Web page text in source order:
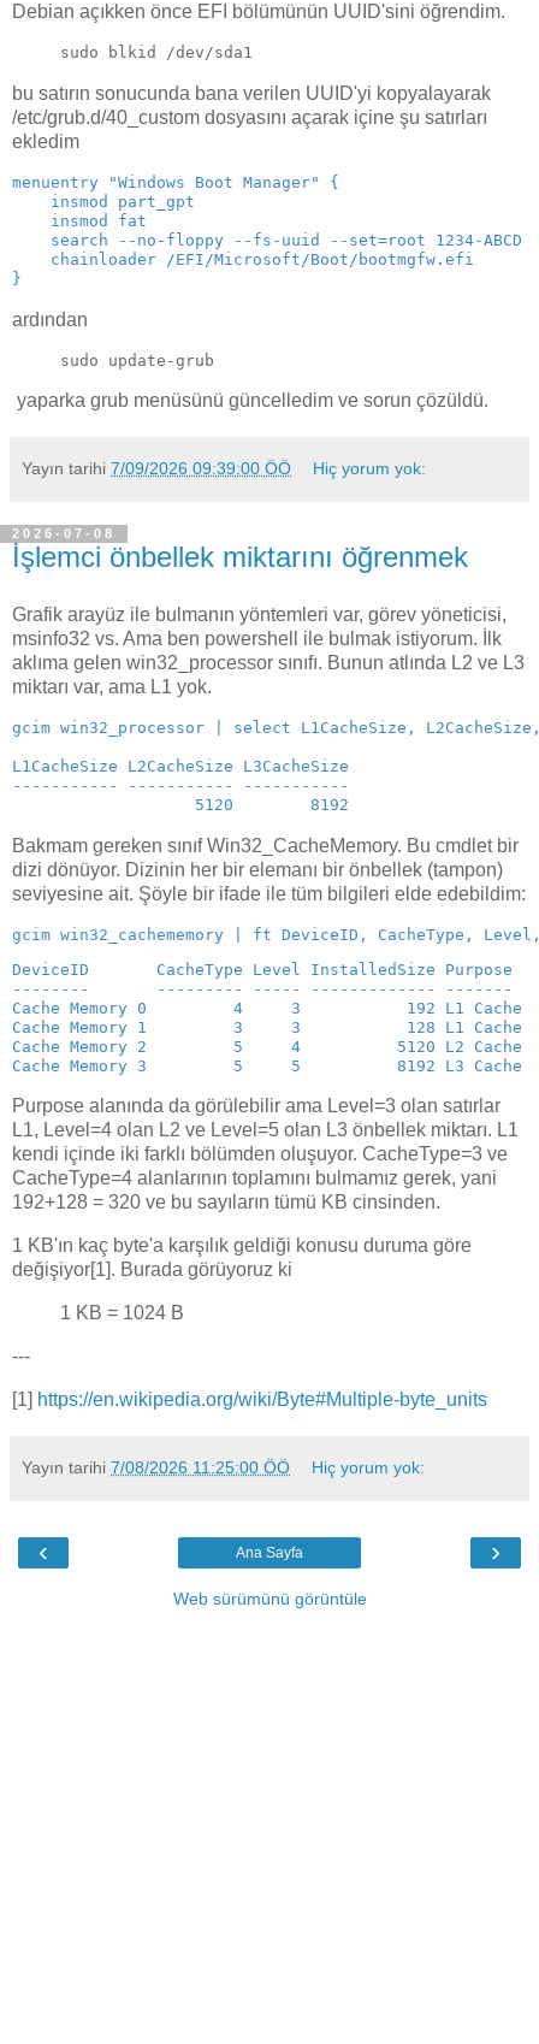
Debian açıkken önce EFI bölümünün UUID'sini öğrendim.
sudo blkid /dev/sda1
bu satırın sonucunda bana verilen UUID'yi kopyalayarak
/etc/grub.d/40_custom dosyasını açarak içine şu satırları
ekledim
menuentry "Windows Boot Manager" {
insmod part_gpt
    insmod fat
search --no-floppy --fs-uuid --set=root 1234-ABCD
chainloader /EFI/Microsoft/Boot/bootmgfw.efi
}
ardından
sudo update-grub
yaparka grub menüsünü güncelledim ve sorun çözüldü.
Yayın tarihi 7/09/2026 09:39:00 ÖÖ Hiç yorum yok:
2026-07-08
İşlemci önbellek miktarını öğrenmek
Grafik arayüz ile bulmanın yöntemleri var, görev yöneticisi,
msinfo32 vs. Ama ben powershell ile bulmak istiyorum. İlk
aklıma gelen win32_processor sınıfı. Bunun atlında L2 ve L3
miktarı var, ama L1 yok.
gcim win32_processor | select L1CacheSize,
L1CacheSize L2CacheSize L3CacheSize
----------- ----------- -----------
5120        8192
Bakmam gereken sınıf Win32_CacheMemory. Bu cmdlet bir
dizi dönüyor. Dizinin her bir elemanı bir önbellek (tampon)
seviyesine ait. Şöyle bir ifade ile tüm bilgileri elde edebildim:
gcim win32_cachememory | ft DeviceID, CacheType,
DeviceID       CacheType Level InstalledSize Purpose
--------       --------- ----- ------------- -------
Cache Memory 0         4     3           192 L1 Cache
Cache Memory 1         3     3           128 L1 Cache
Cache Memory 2         5     4          5120 L2 Cache
Cache Memory 3         5     5          8192 L3 Cache
Purpose alanında da görülebilir ama Level=3 olan satırlar
L1, Level=4 olan L2 ve Level=5 olan L3 önbellek miktarı. L1
kendi içinde iki farklı bölümden oluşuyor. CacheType=3 ve
CacheType=4 alanlarının toplamını bulmamız gerek, yani
192+128 = 320 ve bu sayıların tümü KB cinsinden.
1 KB'ın kaç byte'a karşılık geldiği konusu duruma göre
değişiyor[1]. Burada görüyoruz ki
1 KB = 1024 B
---
[1] https://en.wikipedia.org/wiki/Byte#Multiple-byte_units
Yayın tarihi 7/08/2026 11:25:00 ÖÖ Hiç yorum yok:
‹ ›
Ana Sayfa
Web sürümünü görüntüle